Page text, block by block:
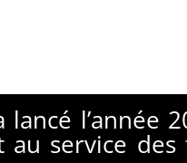
l’année
au service